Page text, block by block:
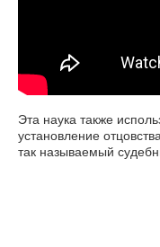
Эта наука также
установление
так называемый